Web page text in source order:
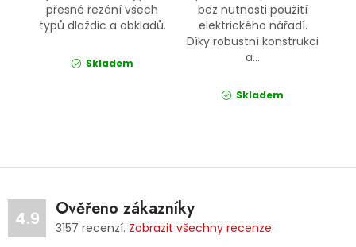
přesné řezání všech
typů dlaždic a obkladů.
Skladem
bez nutnosti použití
elektrického nářadí.
Díky robustní konstrukci
a...
Skladem
4.9 Ověřeno zákazníky
3157 recenzí. Zobrazit všechny recenze